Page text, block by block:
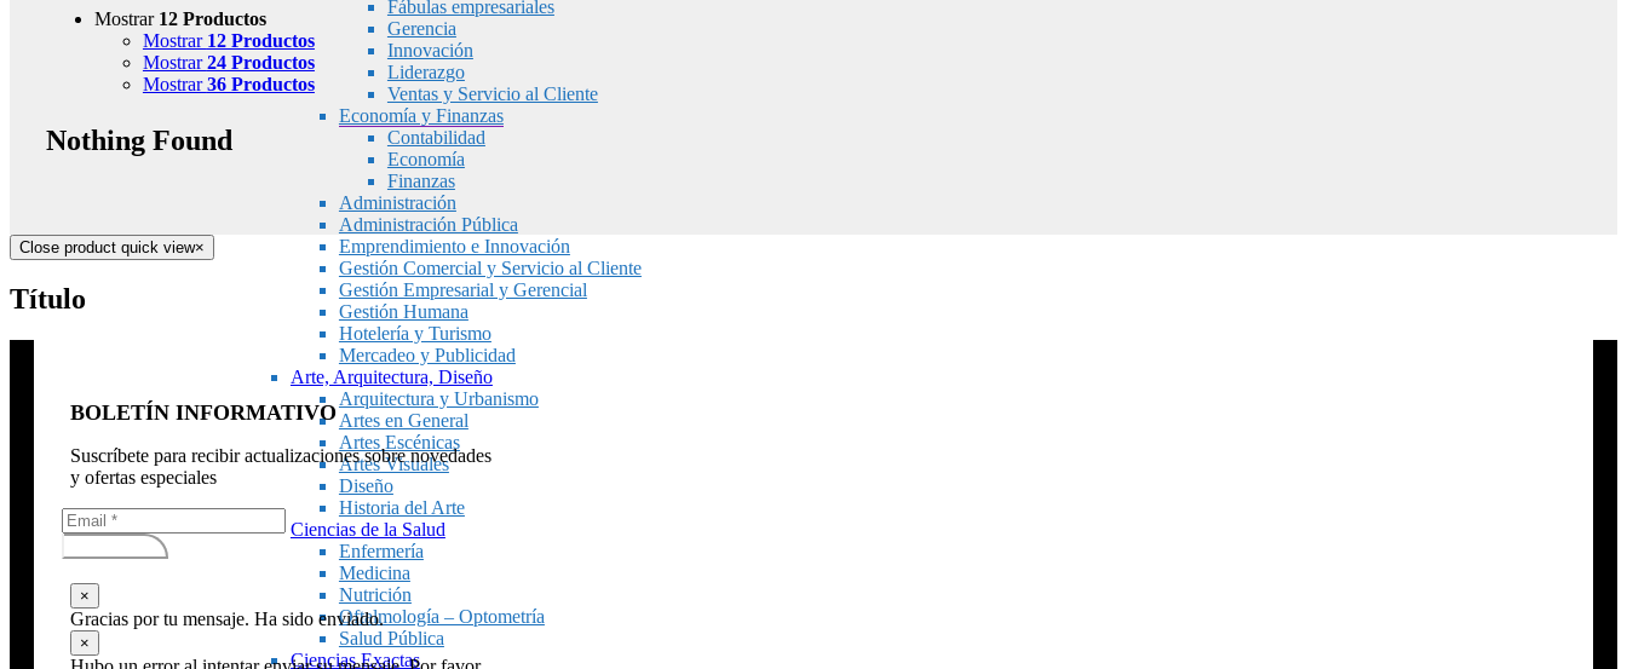
Fábulas empresariales
Gerencia
Innovación
Liderazgo
Ventas y Servicio al Cliente
Economía y Finanzas
Contabilidad
Economía
Finanzas
Administración
Administración Pública
Emprendimiento e Innovación
Gestión Comercial y Servicio al Cliente
Gestión Empresarial y Gerencial
Gestión Humana
Hotelería y Turismo
Mercadeo y Publicidad
Arte, Arquitectura, Diseño
Arquitectura y Urbanismo
Artes en General
Artes Escénicas
Artes Visuales
Diseño
Historia del Arte
Ciencias de la Salud
Enfermería
Medicina
Nutrición
Oftalmología – Optometría
Salud Pública
Ciencias Exactas
Mostrar 12 Productos
Mostrar 12 Productos
Mostrar24 Productos
Mostrar36 Productos
Nothing Found
Close product quick view×
Título
BOLETÍN INFORMATIVO
Suscríbete para recibir actualizaciones sobre novedades
y ofertas especiales
Subscribirse
×
Gracias por tu mensaje. Ha sido enviado.
×